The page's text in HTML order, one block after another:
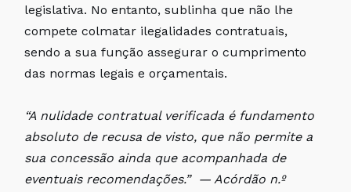
legislativa. No entanto, sublinha que não lhe
compete colmatar ilegalidades contratuais,
sendo a sua função assegurar o cumprimento
das normas legais e orçamentais.
“A nulidade contratual verificada é fundamento
absoluto de recusa de visto, que não permite a
sua concessão ainda que acompanhada de
eventuais recomendações.” — Acórdão n.º